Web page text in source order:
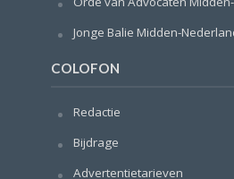
Jonge Balie Midden-
COLOFON
Redactie
Bijdrage
Advertentietarieven